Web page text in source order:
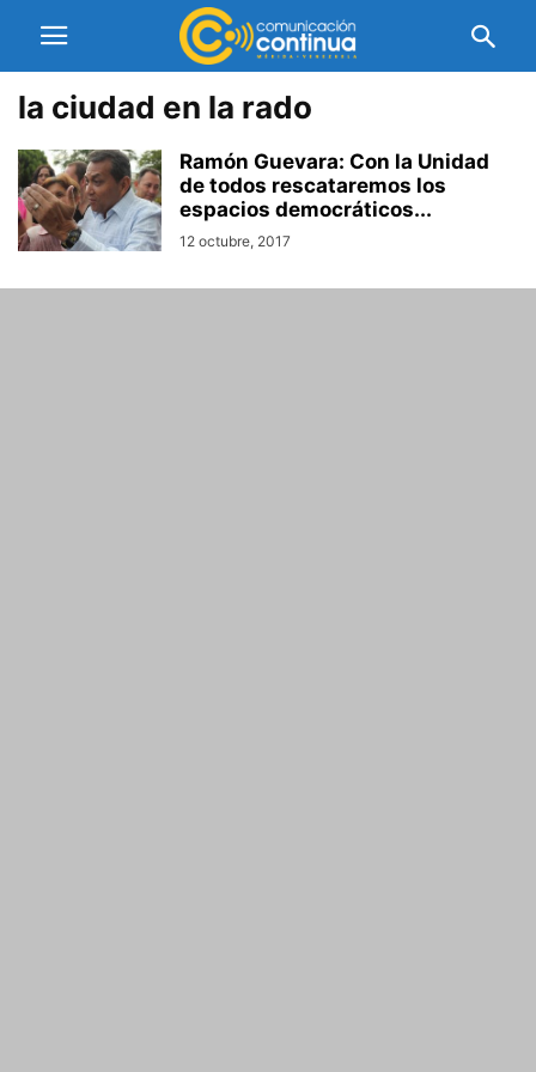
la ciudad en la rado
Ramón Guevara: Con la Unidad
de todos rescataremos los
espacios democráticos...
12 octubre, 2017